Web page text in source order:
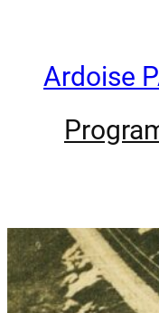
contenuArdoise